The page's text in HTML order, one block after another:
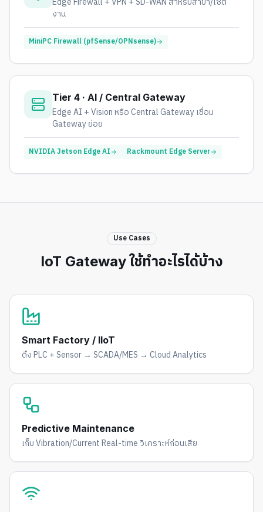
งาน
MiniPC Firewall (pfSense/OPNsense)
Tier 4 · AI / Central Gateway
Edge AI + Vision หรือ Central Gateway เชื่อม
Gateway ย่อย
NVIDIA Jetson Edge AI Rackmount Edge Server
Use Cases
IoT Gateway ใช้ทำอะไรได้บ้าง
Smart Factory / IIoT
ดึง PLC + Sensor → SCADA/MES → Cloud Analytics
Predictive Maintenance
เก็บ Vibration/Current Real-time วิเคราะห์ก่อนเสีย